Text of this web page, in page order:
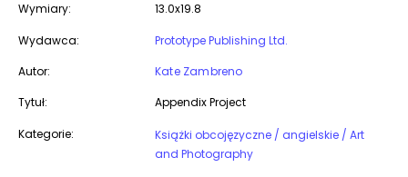
Wymiary: 13.0x19.8
Wydawca:
Prototype Publishing Ltd.
Autor:
Kate Zambreno
Tytuł:
Appendix Project
Kategorie:
Książki obcojęzyczne / angielskie / Art
and Photography